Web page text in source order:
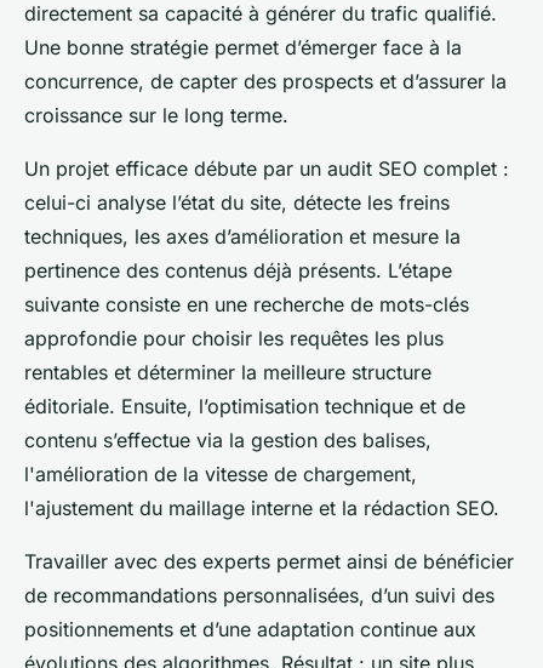
directement sa capacité à générer du trafic qualifié.
Une bonne stratégie permet d’émerger face à la
concurrence, de capter des prospects et d’assurer la
croissance sur le long terme.
Un projet efficace débute par un audit SEO complet :
celui-ci analyse l’état du site, détecte les freins
techniques, les axes d’amélioration et mesure la
pertinence des contenus déjà présents. L’étape
suivante consiste en une recherche de mots-clés
approfondie pour choisir les requêtes les plus
rentables et déterminer la meilleure structure
éditoriale. Ensuite, l’optimisation technique et de
contenu s’effectue via la gestion des balises,
l'amélioration de la vitesse de chargement,
l'ajustement du maillage interne et la rédaction SEO.
Travailler avec des experts permet ainsi de bénéficier
de recommandations personnalisées, d’un suivi des
positionnements et d’une adaptation continue aux